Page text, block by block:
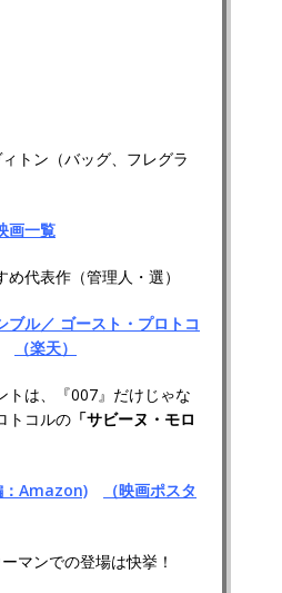
トン（バッグ、フレグラ
画一覧
代表作（管理人・選）
ブル／ ゴースト・プロトコ
（楽天）
は、『007』だけじゃな
トコルの 「サビーヌ・モロ
：Amazon)
（映画ポスタ
マンでの登場は快挙！